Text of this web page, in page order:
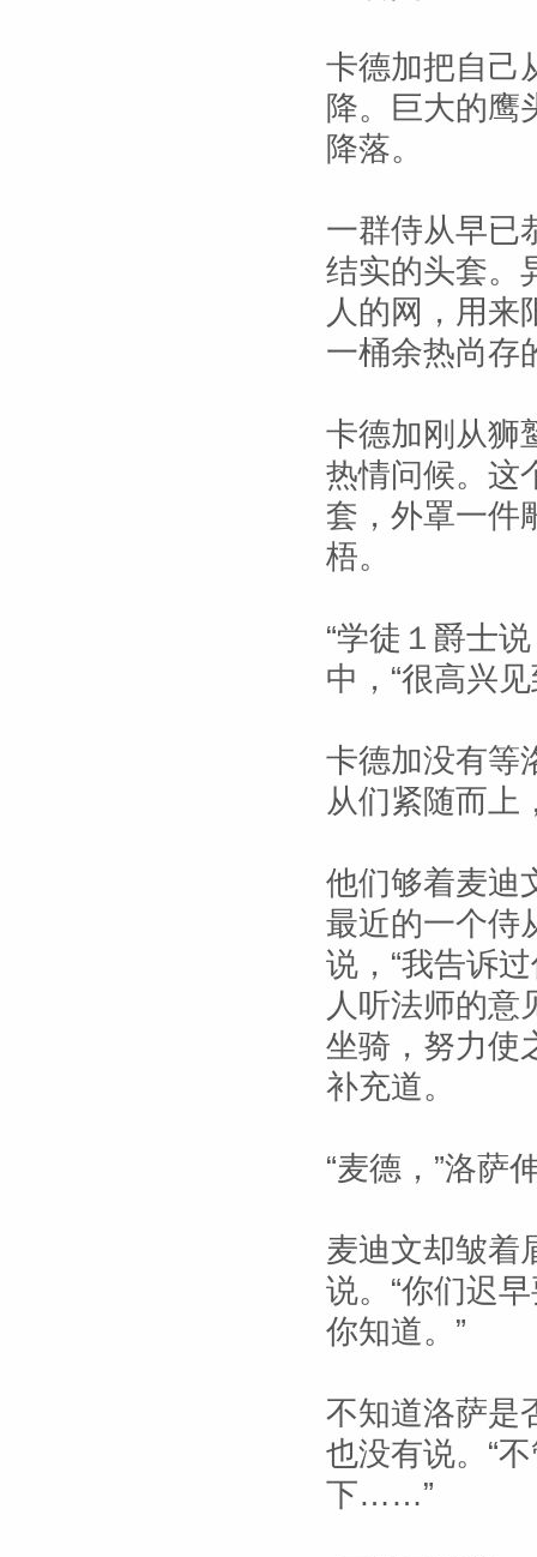
卡德加把自己
降。巨大的鹰
降落。
一群侍从早已
结实的头套。
人的网，用来
一桶余热尚存
卡德加刚从狮
热情问候。这
套，外罩一件
梧。
“学徒１爵士
中，“很高兴
卡德加没有等
从们紧随而上
他们够着麦迪
最近的一个侍
说，“我告诉
人听法师的意
坐骑，努力使
补充道。
“麦德，”洛萨
麦迪文却皱着
说。“你们迟
你知道。”
不知道洛萨是
也没有说。“
下……”